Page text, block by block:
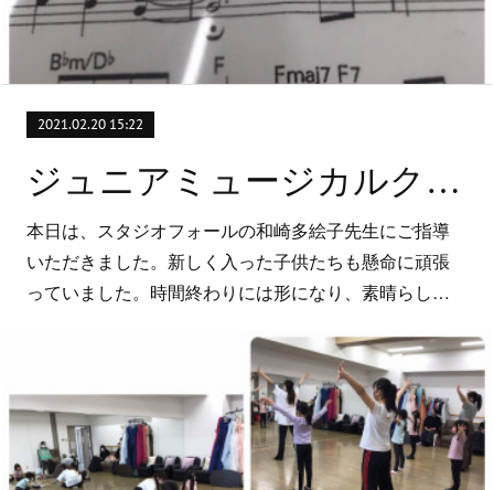
2021.02.20 15:22
ジュニアミュージカルクラスと受験クラス
本日は、スタジオフォールの和崎多絵子先生にご指導
いただきました。新しく入った子供たちも懸命に頑張
っていました。時間終わりには形になり、素晴らし…